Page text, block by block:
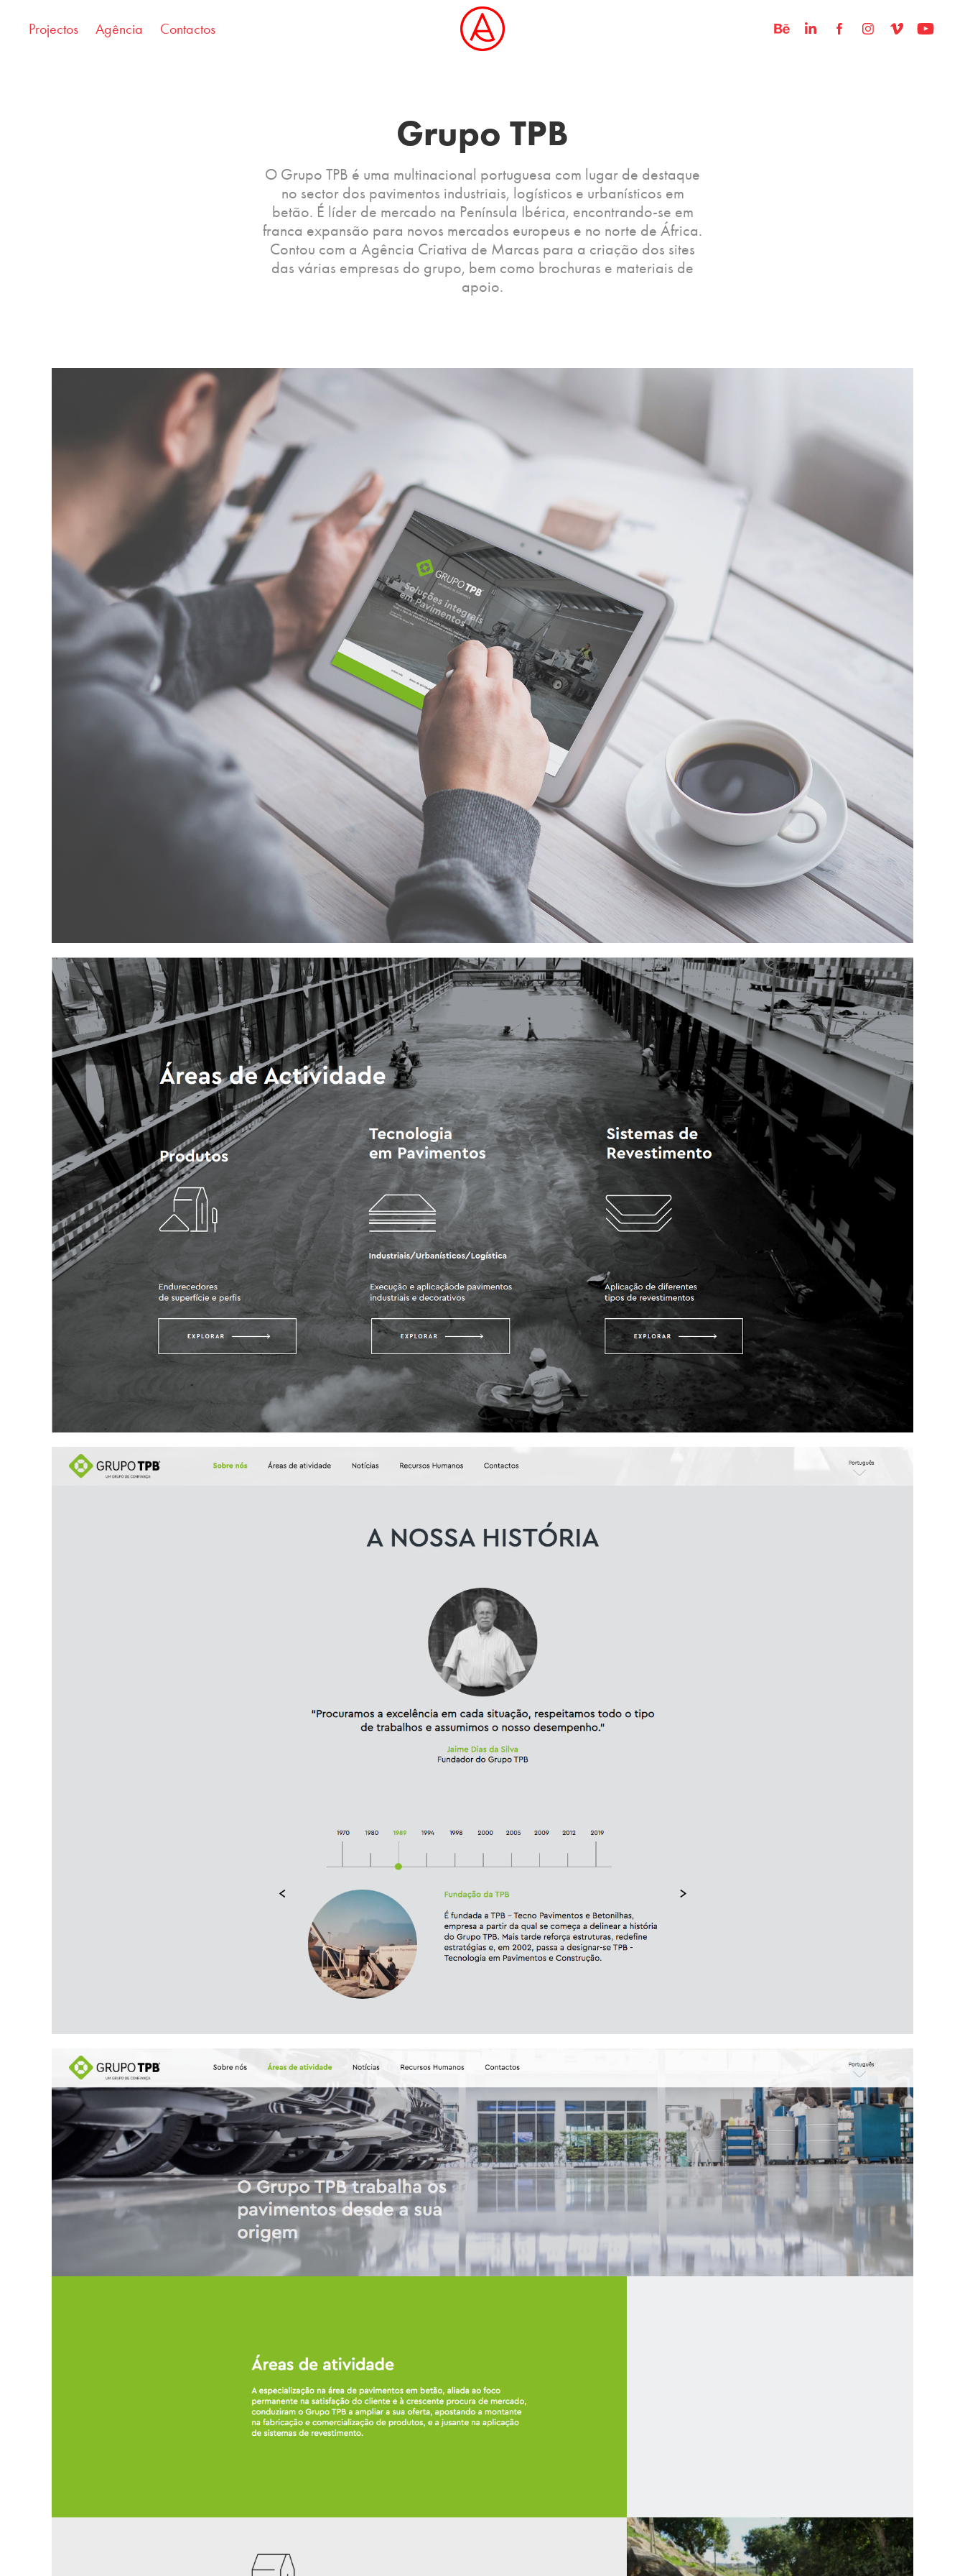
Projectos Agência Contactos
Grupo TPB
O Grupo TPB é uma multinacional portuguesa com lugar de destaque
no sector dos pavimentos industriais, logísticos e urbanísticos em
betão. É líder de mercado na Península Ibérica, encontrando-se em
franca expansão para novos mercados europeus e no norte de África.
Contou com a Agência Criativa de Marcas para a criação dos sites
das várias empresas do grupo, bem como brochuras e materiais de
apoio.